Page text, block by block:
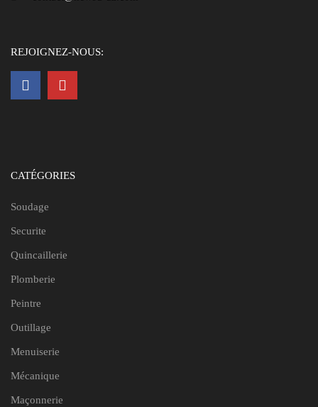
REJOIGNEZ-NOUS:
CATÉGORIES
Soudage
Securite
Quincaillerie
Plomberie
Peintre
Outillage
Menuiserie
Mécanique
Maçonnerie